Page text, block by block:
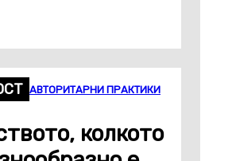
АВТОРИТАРНИ ПРАКТИКИ
колкото